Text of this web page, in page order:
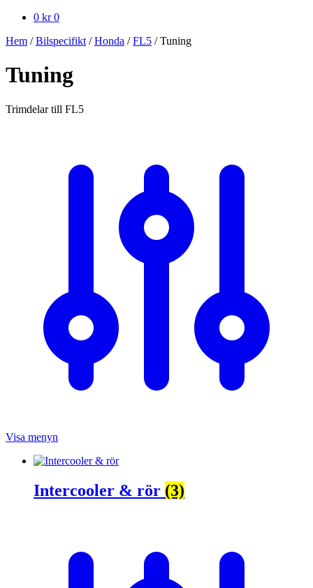
0 kr 0
Hem /Bilspecifikt /Honda /FL5 /Tuning
Tuning
Trimdelar till FL5
Visa menyn
Intercooler & rör (3)